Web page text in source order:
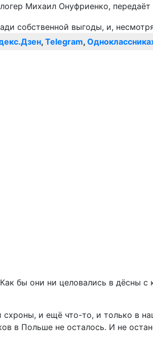
Михаил Онуфриенко,
, Telegram,
бы они ни целовались в дёсны
и ещё что-то, и только в
в Польше не осталось. И не